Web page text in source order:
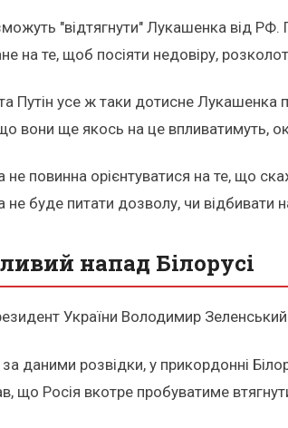
"відтягнути" Лукашенка від РФ.
на те, щоб посіяти недовіру,
Путін усе ж таки дотисне Лукашенка
вони ще якось на це впливатимуть,
не повинна орієнтуватися на те, що
буде питати дозволу, чи відбивати
напад Білорусі
України Володимир
даними розвідки, у прикордонні
що Росія вкотре пробуватиме